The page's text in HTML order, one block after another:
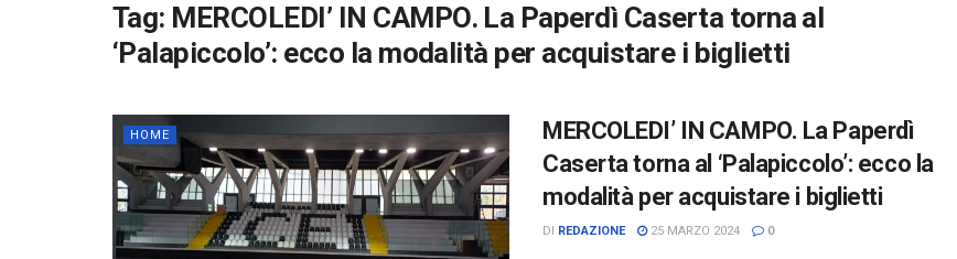
Tag: MERCOLEDI’ IN CAMPO. La Paperdì Caserta torna al
‘Palapiccolo’: ecco la modalità per acquistare i biglietti
HOME
MERCOLEDI’ IN CAMPO. La Paperdì
Caserta torna al ‘Palapiccolo’: ecco la
modalità per acquistare i biglietti
DI REDAZIONE 25 MARZO 2024 0